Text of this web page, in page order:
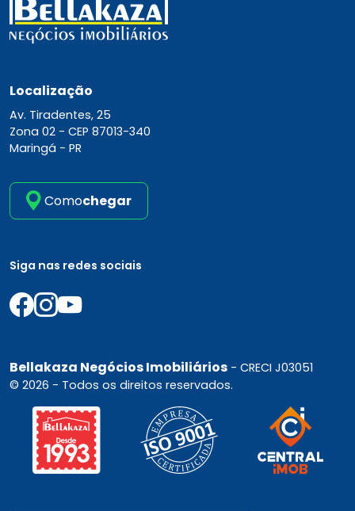
Localização
Av. Tiradentes, 25
Zona 02 - CEP 87013-340
Maringá - PR
Comochegar
Siga nas redes sociais
Bellakaza Negócios Imobiliários - CRECI J03051
© 2026 - Todos os direitos reservados.